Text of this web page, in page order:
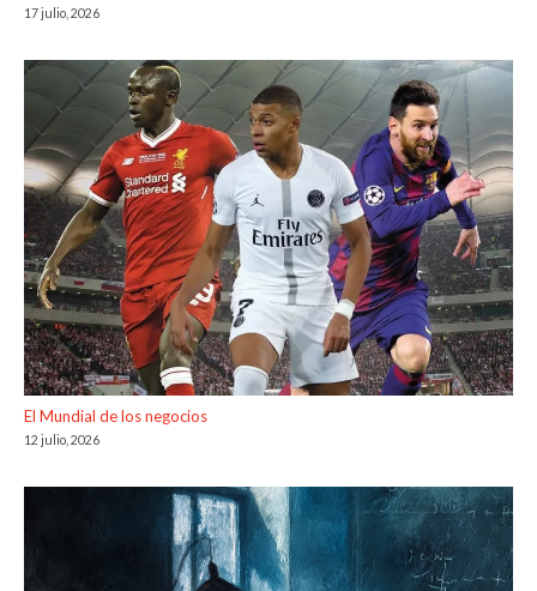
17 julio, 2026
El Mundial de los negocios
12 julio, 2026